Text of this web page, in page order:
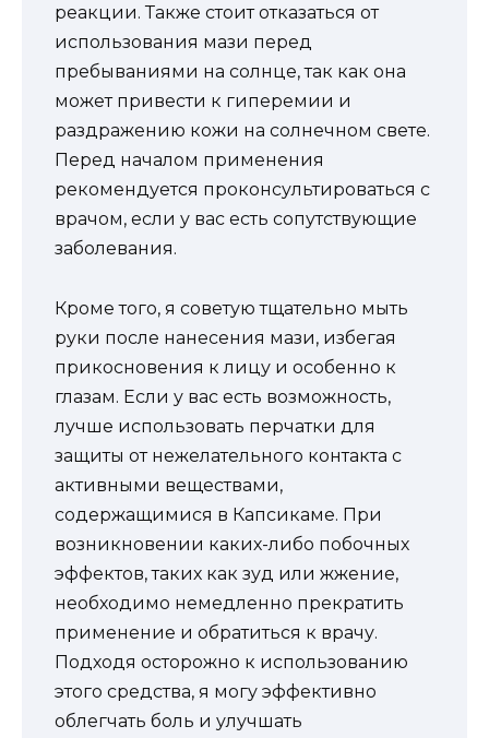
реакции. Также стоит отказаться от
использования мази перед
пребываниями на солнце, так как она
может привести к гиперемии и
раздражению кожи на солнечном свете.
Перед началом применения
рекомендуется проконсультироваться с
врачом, если у вас есть сопутствующие
заболевания.
Кроме того, я советую тщательно мыть
руки после нанесения мази, избегая
прикосновения к лицу и особенно к
глазам. Если у вас есть возможность,
лучше использовать перчатки для
защиты от нежелательного контакта с
активными веществами,
содержащимися в Капсикаме. При
возникновении каких-либо побочных
эффектов, таких как зуд или жжение,
необходимо немедленно прекратить
применение и обратиться к врачу.
Подходя осторожно к использованию
этого средства, я могу эффективно
облегчать боль и улучшать